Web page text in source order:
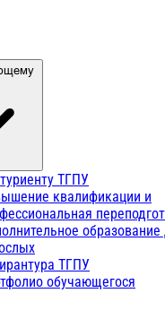
ТГПУ
квалификации и
образование
ТГПУ
обучающегося